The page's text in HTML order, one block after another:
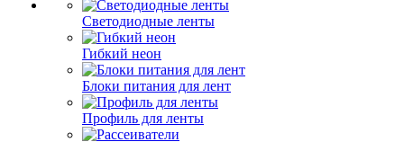
Светодиодные ленты
Гибкий неон
Блоки питания для лент
Профиль для ленты